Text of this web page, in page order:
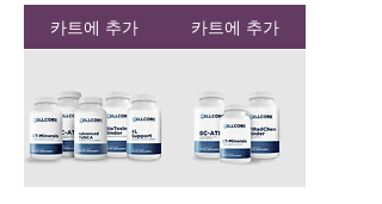
카트에 추가 카트에 추가